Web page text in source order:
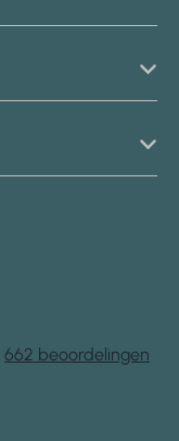
662 beoordelingen